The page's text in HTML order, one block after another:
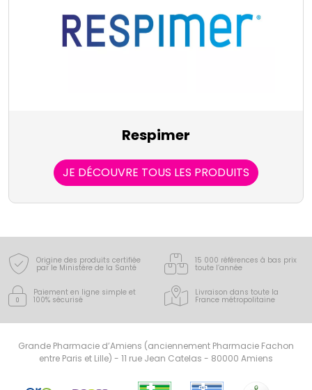
Respimer
JE DÉCOUVRE TOUS LES PRODUITS
Origine des produits certifiée
par le Ministère de la Santé
15 000 références à bas prix
toute l’année
Paiement en ligne simple et
100% sécurisé
Livraison dans toute la
France métropolitaine
Grande Pharmacie d’Amiens (anciennement Pharmacie Fachon
entre Paris et Lille) - 11 rue Jean Catelas - 80000 Amiens